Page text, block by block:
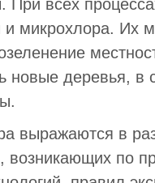
всех
и микрохлора. Их
новые деревья, в
выражаются в
возникающих по